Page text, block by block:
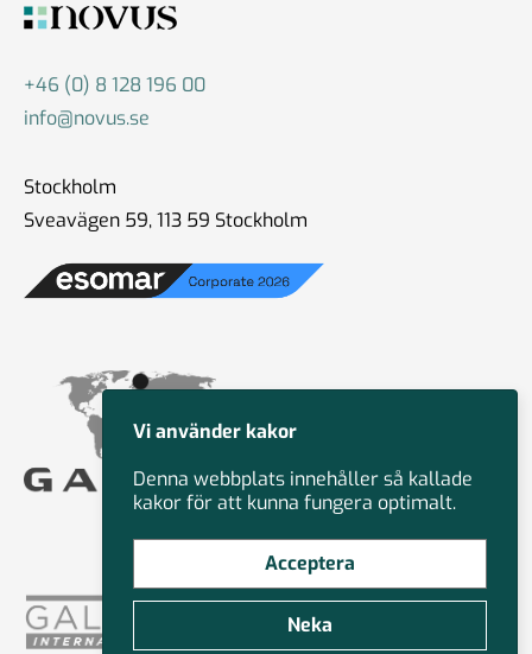
+46 (0) 8 128 196 00
info@novus.se
Stockholm
Sveavägen 59, 113 59 Stockholm
Vi använder kakor
Denna webbplats innehåller så kallade
kakor för att kunna fungera optimalt.
Acceptera
Neka